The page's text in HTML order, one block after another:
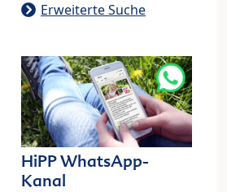
Erweiterte Suche
HiPP WhatsApp-
Kanal